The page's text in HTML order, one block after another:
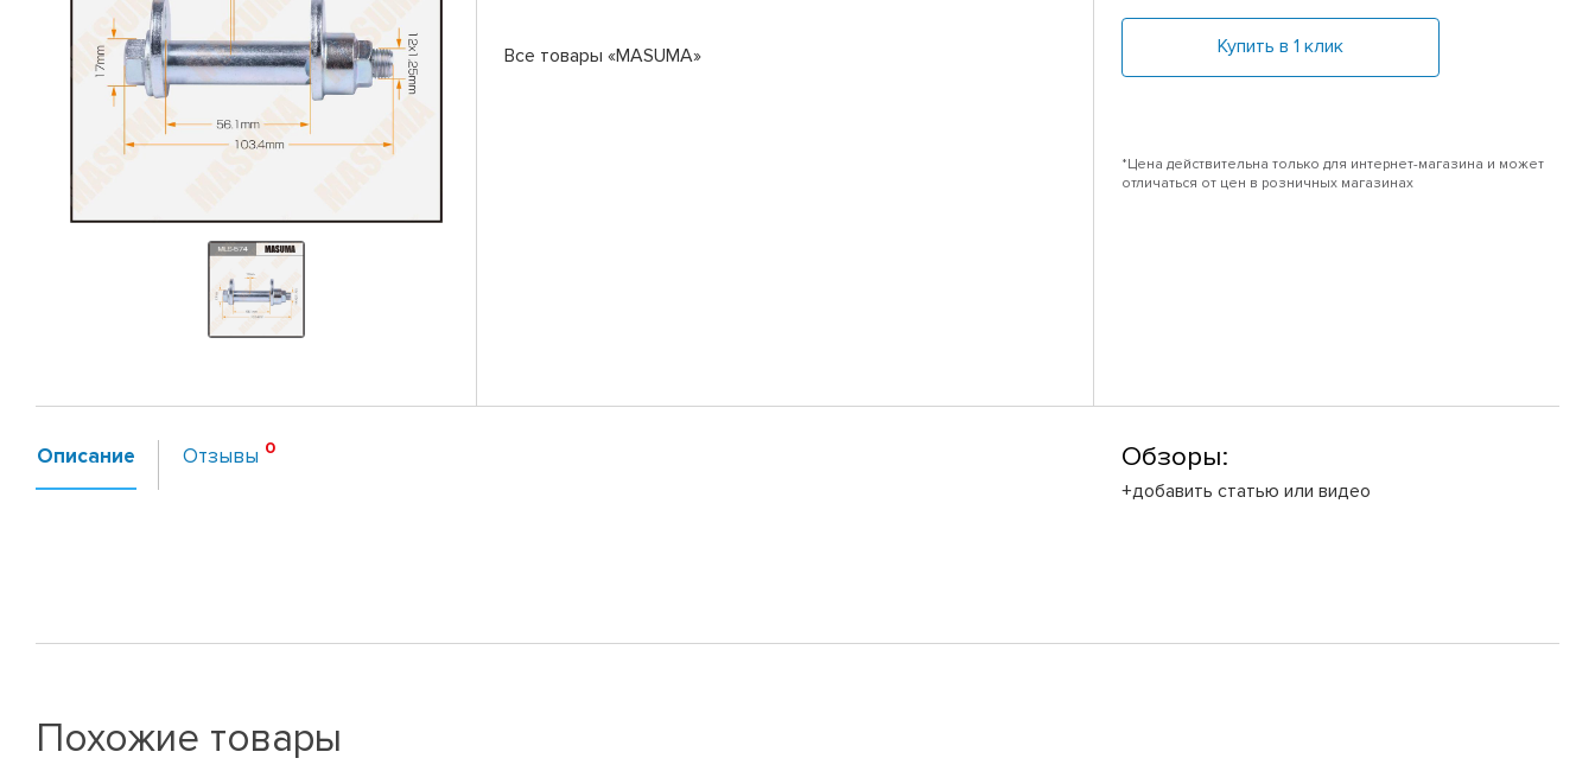
Все товары «MASUMA» Купить в 1 клик
*Цена действительна только для интернет-магазина и может
отличаться от цен в розничных магазинах
Описание Отзывы Обзоры:
+добавить статью или видео
Похожие товары